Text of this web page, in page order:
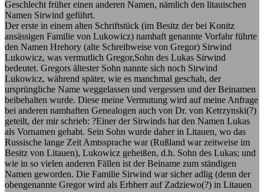
Geschlecht früher einen anderen Namen, nämlich den litauischen
Namen Sirwind geführt.
Der erste in einem alten Schriftstück (im Besitz der bei Konitz
ansässigen Familie von Lukowicz) namhaft genannte Vorfahr führte
den Namen Hrehory (alte Schreibweise von Gregor) Sirwind
Lukowicz, was vermutlich Gregor,Sohn des Lukas Sirwind
bedeutet. Gregors ältester Sohn nannte sich noch Sirwind
Lukowicz, während später, wie es manchmal geschah, der
ursprüngliche Name weggelassen und vergessen und der Beinamen
beibehalten wurde. Diese meine Vermutung wird auf meine Anfrage
bei anderen namhaften Genealogen auch von Dr. von Ketrzynski(?)
geteilt, der mir schrieb: ?Einer der Sirwinds hat den Namen Lukas
als Vornamen gehabt. Sein Sohn wurde daher in Litauen, wo das
Russische lange Zeit Amtssprache war (Rußland war zeitweise im
Besitz von Litauen), Lukowicz geheißen, d.h. Sohn des Lukas; und
wie in so vielen anderen Fällen ist der Beiname zum ständigen
Namen geworden. Die Familie Sirwind war sicher adlig (denn der
obengenannte Gregor wird als Erbherr auf Zadziewo(?) in Litauen